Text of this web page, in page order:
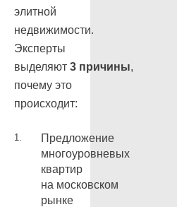
элитной
недвижимости.
Эксперты
выделяют 3 причины,
почему это
происходит:
Предложение
многоуровневых
квартир
на московском
рынке